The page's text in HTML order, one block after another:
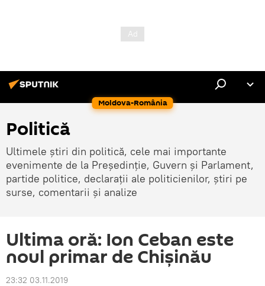
Moldova-România
Politică
Ultimele știri din politică, cele mai importante
evenimente de la Președinție, Guvern și Parlament,
partide politice, declarații ale politicienilor, știri pe
surse, comentarii și analize
Ultima oră: Ion Ceban este
noul primar de Chișinău
23:32 03.11.2019